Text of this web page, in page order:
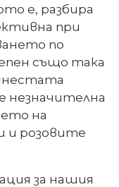
е, разбира
при
по
също така
незначителна
на
и розовите
за нашия